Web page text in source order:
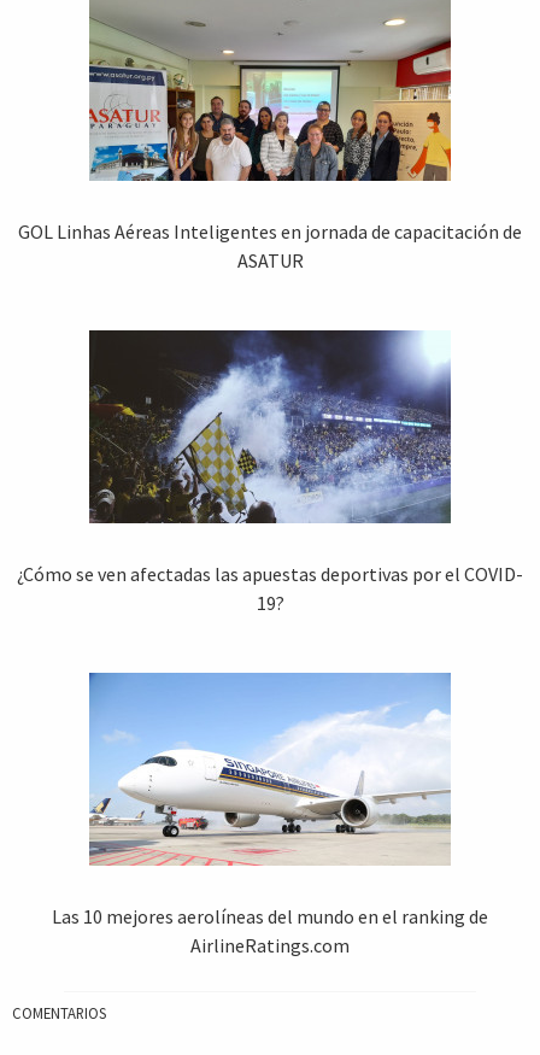
GOL Linhas Aéreas Inteligentes en jornada de capacitación de
ASATUR
¿Cómo se ven afectadas las apuestas deportivas por el COVID-
19?
Las 10 mejores aerolíneas del mundo en el ranking de
AirlineRatings.com
COMENTARIOS